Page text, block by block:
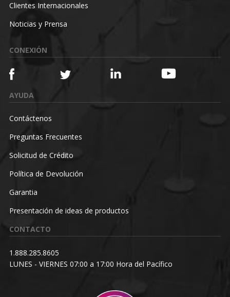
Clientes Internacionales
Noticias y Prensa
CONEXIÓN
AYUDA
Contáctenos
Preguntas Frecuentes
Solicitud de Crédito
Política de Devolución
Garantia
Presentación de ideas de productos
CONTACTO
1.888.285.8605
LUNES - VIERNES 07:00 a 17:00 Hora del Pacífico